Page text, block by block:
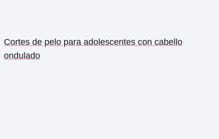
Cortes de pelo para adolescentes con cabello
ondulado